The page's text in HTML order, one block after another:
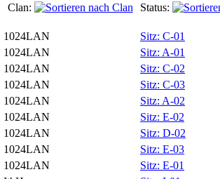
Clan: Status:
1024LAN
Sitz: C-01
1024LAN
Sitz: A-01
1024LAN
Sitz: C-02
1024LAN
Sitz: C-03
1024LAN
Sitz: A-02
1024LAN
Sitz: E-02
1024LAN
Sitz: D-02
1024LAN
Sitz: E-03
1024LAN
Sitz: E-01